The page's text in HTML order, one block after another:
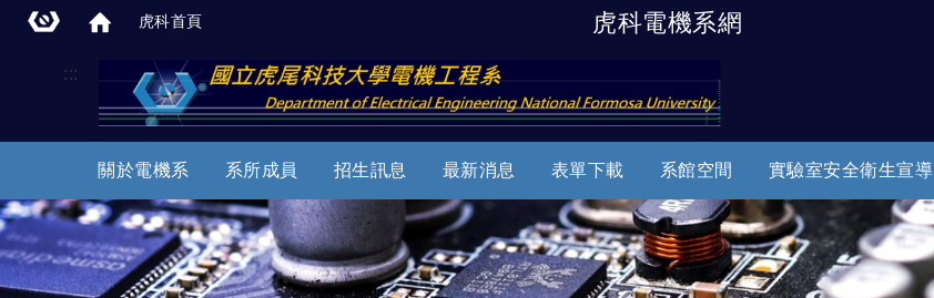
虎科首頁 虎科電機系網
跳到主要內容
:::
關於電機系 系所成員 招生訊息 最新消息 表單下載 系館空間 實驗室安全衛生宣導